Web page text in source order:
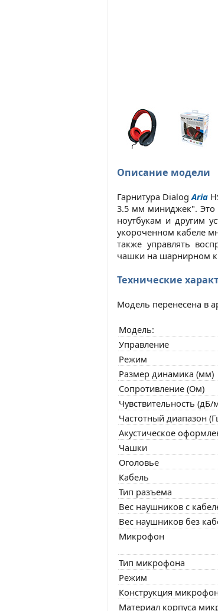
Описание модели
Гарнитура DialogAria
3.5 мм миниджек". Это
ноутбукам и другим
укороченном кабеле
также управлять
чашки на шарнирном
Технические
Модель перенесена в
Модель:
Управление
Режим
Размер динамика (мм)
Сопротивление (Ом)
Чувствительность (дБ/
Частотный диапазон
Акустическое
Чашки
Оголовье
Кабель
Тип разъема
Вес наушников с
Вес наушников без
Микрофон
Тип микрофона
Режим
Конструкция
Материал корпуса